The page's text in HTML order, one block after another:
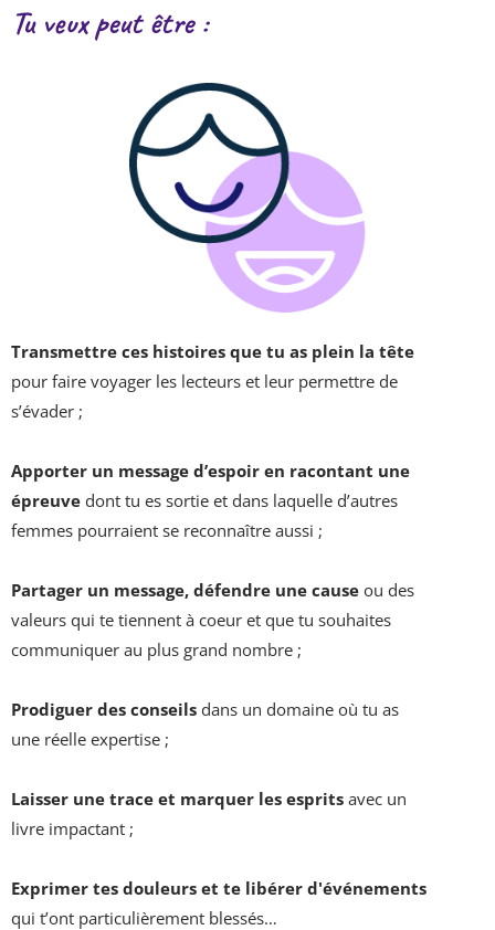
Tu veux peut être :
Transmettre ces histoires que tu as plein la tête
pour faire voyager les lecteurs et leur permettre de
s’évader ;
Apporter un message d’espoir en racontant une
épreuve dont tu es sortie et dans laquelle d’autres
femmes pourraient se reconnaître aussi ;
Partager un message, défendre une cause ou des
valeurs qui te tiennent à coeur et que tu souhaites
communiquer au plus grand nombre ;
Prodiguer des conseils dans un domaine où tu as
une réelle expertise ;
Laisser une trace et marquer les esprits avec un
livre impactant ;
Exprimer tes douleurs et te libérer d'événements
qui t’ont particulièrement blessés…